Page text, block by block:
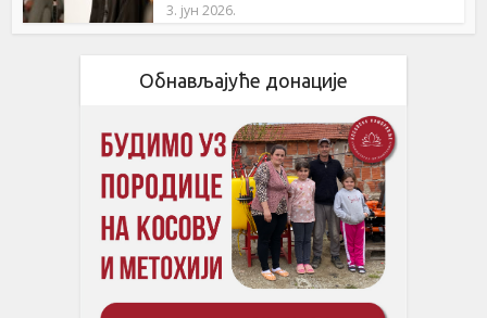
3. јун 2026.
Обнављајуће донације